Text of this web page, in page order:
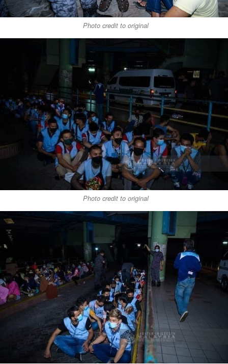
Photo credit to original
Photo credit to original